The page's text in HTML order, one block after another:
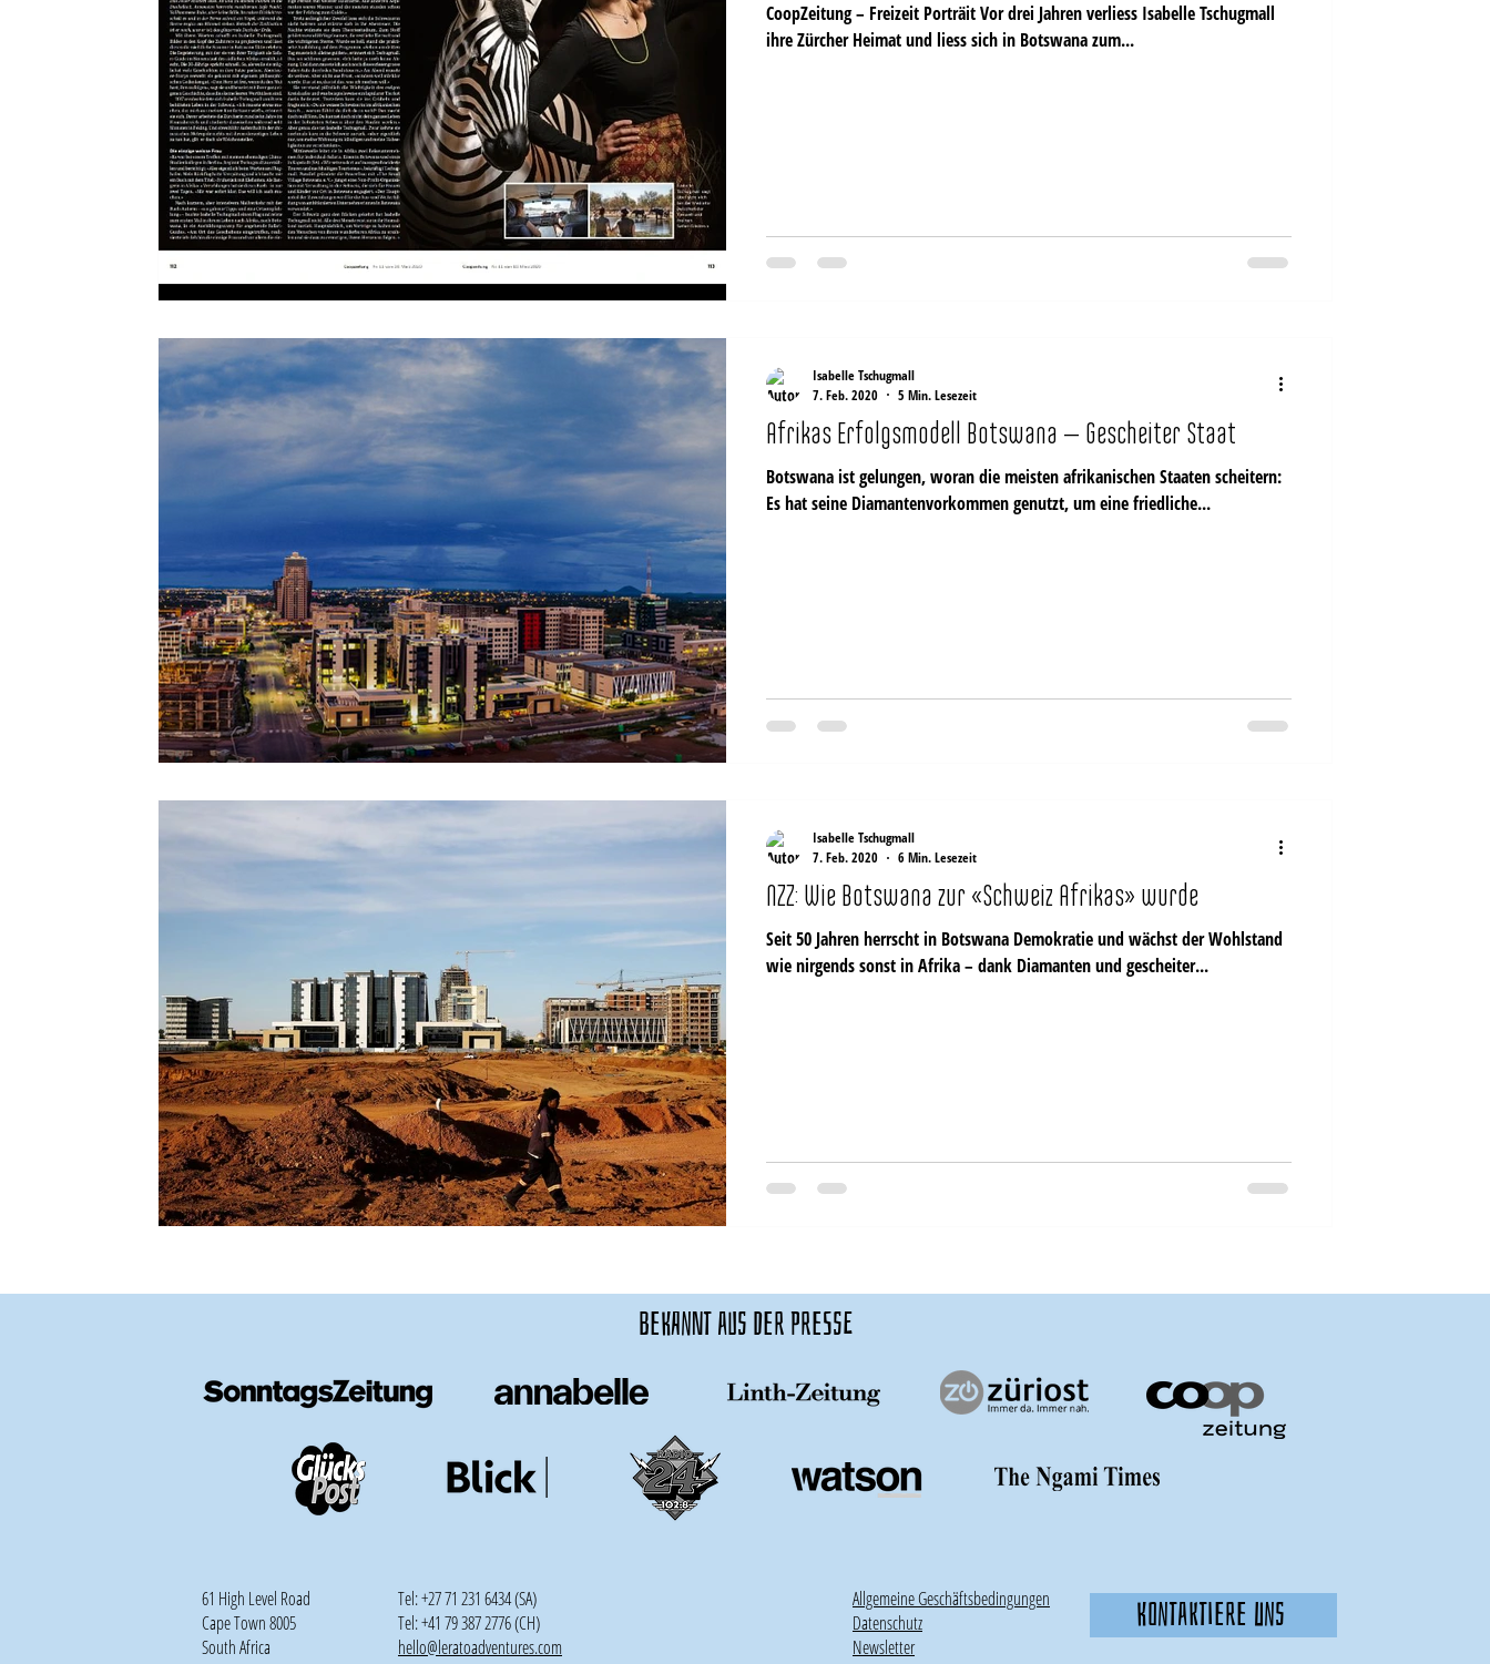
CoopZeitung – Freizeit Porträit Vor drei Jahren verliess Isabelle Tschugmall
ihre Zürcher Heimat und liess sich in Botswana zum...
Afrikas Erfolgsmodell Botswana – Gescheiter Staat
Botswana ist gelungen, woran die meisten afrikanischen Staaten scheitern:
Es hat seine Diamantenvorkommen genutzt, um eine friedliche...
Isabelle Tschugmall
7. Feb. 2020
5 Min. Lesezeit
NZZ: Wie Botswana zur «Schweiz Afrikas» wurde
Seit 50 Jahren herrscht in Botswana Demokratie und wächst der Wohlstand
wie nirgends sonst in Afrika – dank Diamanten und gescheiter...
Isabelle Tschugmall
7. Feb. 2020
6 Min. Lesezeit
bekannt aus der presse
61 High Level Road
Cape Town 8005
South Africa
Tel: +27 71 231 6434 (SA)
Tel: +41 79 387 2776 (CH)
hello@leratoadventures.com
Allgemeine Geschäftsbedingungen
Datenschutz
Newsletter
Kontaktiere uns